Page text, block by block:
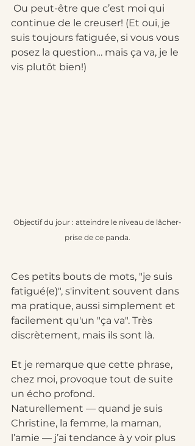
continue de le creuser! (Et oui, je
suis toujours fatiguée, si vous vous
posez la question… mais ça va, je le
vis plutôt bien!)
Objectif du jour : atteindre le niveau de lâcher-
prise de ce panda.
Ces petits bouts de mots, "je suis
fatigué(e)", s'invitent souvent dans
ma pratique, aussi simplement et
facilement qu'un "ça va". Très
discrètement, mais ils sont là.
Et je remarque que cette phrase,
chez moi, provoque tout de suite
un écho profond.
Naturellement — quand je suis
Christine, la femme, la maman,
l’amie — j’ai tendance à y voir plus